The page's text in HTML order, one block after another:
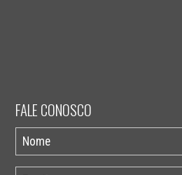
FALE CONOSCO